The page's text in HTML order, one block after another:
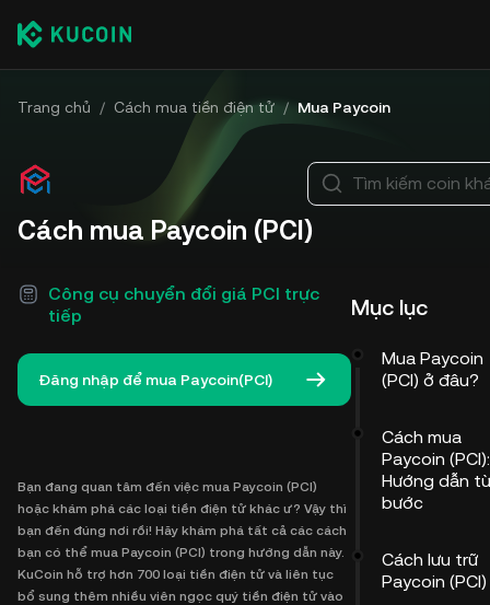
Trang chủ / Cách mua tiền điện tử / Mua Paycoin
Cách mua Paycoin (PCI)
Công cụ chuyển đổi giá PCI trực
tiếp
Đăng nhập để mua Paycoin(PCI)
Bạn đang quan tâm đến việc mua Paycoin (PCI)
hoặc khám phá các loại tiền điện tử khác ư? Vậy thì
bạn đến đúng nơi rồi! Hãy khám phá tất cả các cách
bạn có thể mua Paycoin (PCI) trong hướng dẫn này.
KuCoin hỗ trợ hơn 700 loại tiền điện tử và liên tục
bổ sung thêm nhiều viên ngọc quý tiền điện tử vào
Tìm kiếm coin
Mục lục
Mua Paycoin
(PCI) ở đâu?
Cách mua
Paycoin (PCI):
Hướng dẫn
bước
Cách lưu trữ
Paycoin (PCI)